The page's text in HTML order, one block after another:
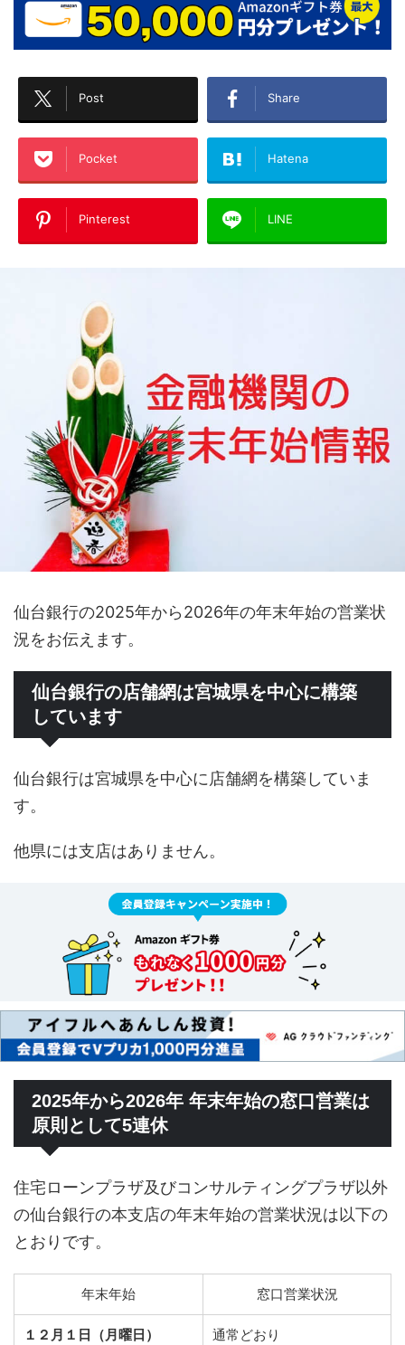
Post Share
Pocket Hatena
Pinterest LINE
仙台銀行の2025年から2026年の年末年始の営業状
況をお伝えます。
仙台銀行の店舗網は宮城県を中心に構築
しています
仙台銀行は宮城県を中心に店舗網を構築していま
す。
他県には支店はありません。
2025年から2026年 年末年始の窓口営業は
原則として5連休
住宅ローンプラザ及びコンサルティングプラザ以外
の仙台銀行の本支店の年末年始の営業状況は以下の
とおりです。
年末年始 窓口営業状況
１２月１日（月曜日） 通常どおり